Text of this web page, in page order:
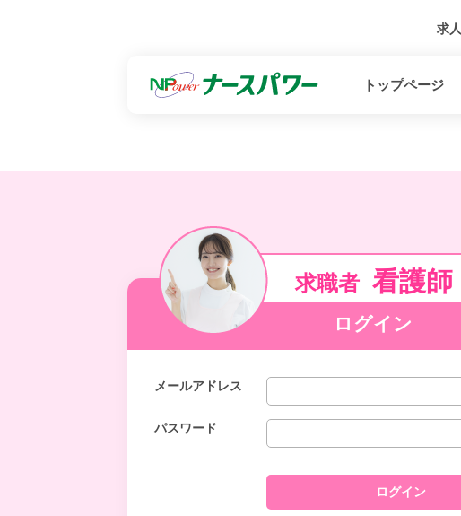
求
トップページ
求職者 看護師
ログイン
メールアドレス
パスワード